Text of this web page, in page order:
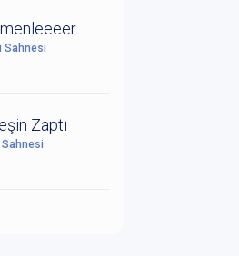
Sahnesi
Zaptı
Sahnesi